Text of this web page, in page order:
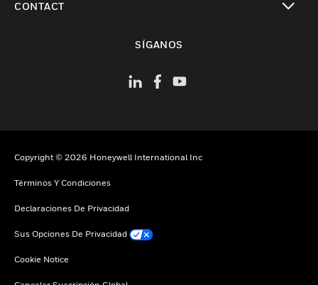
CONTACT
SÍGANOS
Copyright © 2026 Honeywell International Inc
Términos Y Condiciones
Declaraciones De Privacidad
Sus Opciones De Privacidad
Cookie Notice